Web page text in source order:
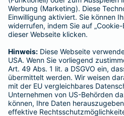
Adresse
Schaden